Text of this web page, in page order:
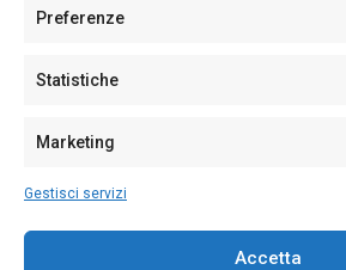
Preferenze
Statistiche
Marketing
Gestisci servizi
Accetta
Sede:Via Cristoforo Colombo 09013
Partita IVA02270380922
128/2020 del 10/02/2020
Per la Pubblicità: